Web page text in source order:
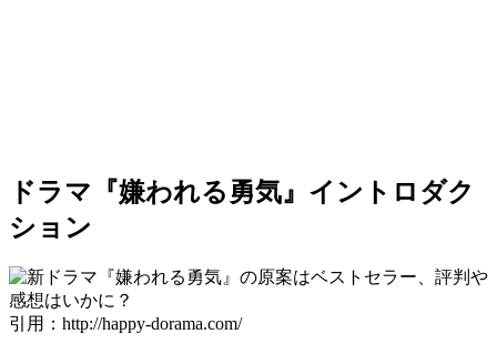
ドラマ『嫌われる勇気』イントロダク
ション
引用：http://happy-dorama.com/